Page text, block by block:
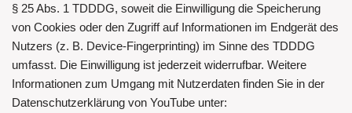
§ 25 Abs. 1 TDDDG, soweit die Einwilligung die Speicherung
von Cookies oder den Zugriff auf Informationen im Endgerät des
Nutzers (z. B. Device-Fingerprinting) im Sinne des TDDDG
umfasst. Die Einwilligung ist jederzeit widerrufbar. Weitere
Informationen zum Umgang mit Nutzerdaten finden Sie in der
Datenschutzerklärung von YouTube unter: